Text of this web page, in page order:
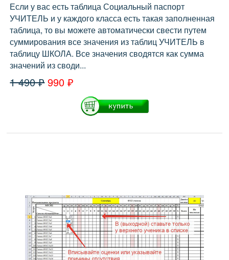
Если у вас есть таблица Социальный паспорт
УЧИТЕЛЬ и у каждого класса есть такая заполненная
таблица, то вы можете автоматически свести путем
суммирования все значения из таблиц УЧИТЕЛЬ в
таблицу ШКОЛА. Все значения сводятся как сумма
значений из своди...
1 490 ₽ 990 ₽